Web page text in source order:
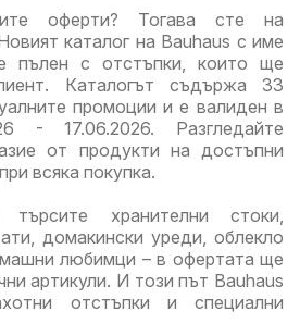
Kaufland с
валидност
до
16.08.2026
Kaufland с
валидност
до
16.08.2026
оферти? Тогава сте на
каталог на Bauhaus с име
пълен с отстъпки, които ще
Каталогът съдържа 33
промоции и е валиден в
- 17.06.2026. Разгледайте
от продукти на достъпни
всяка покупка.
хранителни стоки,
домакински уреди, облекло
любимци – в офертата ще
артикули. И този път Bauhaus
отстъпки и специални